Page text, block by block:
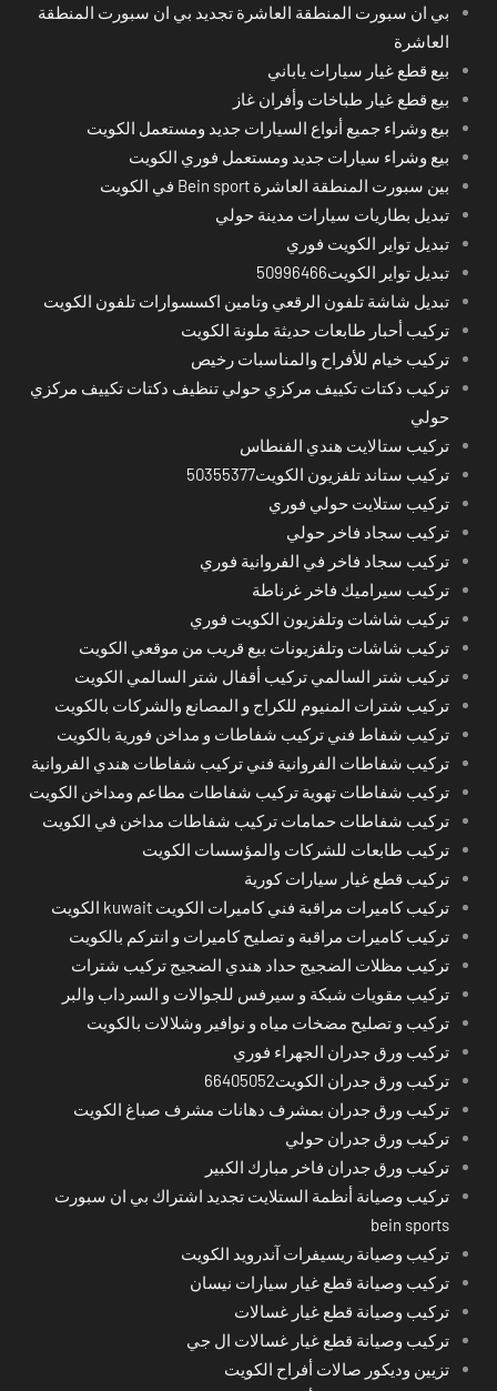
بي ان سبورت المنطقة العاشرة تجديد بي ان سبورت المنطقة
العاشرة
بيع قطع غيار سيارات ياباني
بيع قطع غيار طباخات وأفران غاز
بيع وشراء جميع أنواع السيارات جديد ومستعمل الكويت
بيع وشراء سيارات جديد ومستعمل فوري الكويت
بين سبورت المنطقة العاشرة Bein sport في الكويت
تبديل بطاريات سيارات مدينة حولي
تبديل تواير الكويت فوري
تبديل تواير الكويت50996466
تبديل شاشة تلفون الرقعي وتامين اكسسوارات تلفون الكويت
تركيب أحبار طابعات حديثة ملونة الكويت
تركيب خيام للأفراح والمناسبات رخيص
تركيب دكتات تكييف مركزي حولي تنظيف دكتات تكييف مركزي
حولي
تركيب ستالايت هندي الفنطاس
تركيب ستاند تلفزيون الكويت50355377
تركيب ستلايت حولي فوري
تركيب سجاد فاخر حولي
تركيب سجاد فاخر في الفروانية فوري
تركيب سيراميك فاخر غرناطة
تركيب شاشات وتلفزيون الكويت فوري
تركيب شاشات وتلفزيونات بيع قريب من موقعي الكويت
تركيب شتر السالمي تركيب أقفال شتر السالمي الكويت
تركيب شترات المنيوم للكراج و المصانع والشركات بالكويت
تركيب شفاط فني تركيب شفاطات و مداخن فورية بالكويت
تركيب شفاطات الفروانية فني تركيب شفاطات هندي الفروانية
تركيب شفاطات تهوية تركيب شفاطات مطاعم ومداخن الكويت
تركيب شفاطات حمامات تركيب شفاطات مداخن في الكويت
تركيب طابعات للشركات والمؤسسات الكويت
تركيب قطع غيار سيارات كورية
تركيب كاميرات مراقبة فني كاميرات الكويت kuwait الكويت
تركيب كاميرات مراقبة و تصليح كاميرات و انتركم بالكويت
تركيب مظلات الضجيج حداد هندي الضجيج تركيب شترات
تركيب مقويات شبكة و سيرفس للجوالات و السرداب والبر
تركيب و تصليح مضخات مياه و نوافير وشلالات بالكويت
تركيب ورق جدران الجهراء فوري
تركيب ورق جدران الكويت66405052
تركيب ورق جدران بمشرف دهانات مشرف صباغ الكويت
تركيب ورق جدران حولي
تركيب ورق جدران فاخر مبارك الكبير
تركيب وصيانة أنظمة الستلايت تجديد اشتراك بي ان سبورت
bein sports
تركيب وصيانة ريسيفرات آندرويد الكويت
تركيب وصيانة قطع غيار سيارات نيسان
تركيب وصيانة قطع غيار غسالات
تركيب وصيانة قطع غيار غسالات ال جي
تزيين وديكور صالات أفراح الكويت